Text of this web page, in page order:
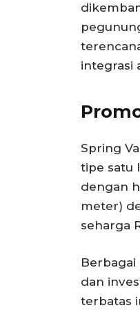
integrasi
Spring
tipe satu
dengan
meter)
seharga
dan
terbatas